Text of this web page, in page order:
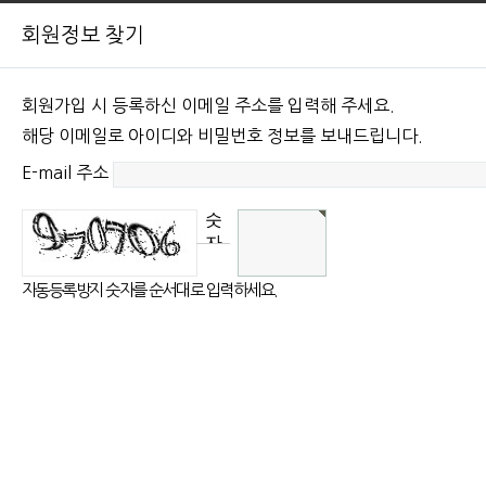
회원정보 찾기
회원가입 시 등록하신 이메일 주소를 입력해 주세요.
해당 이메일로 아이디와 비밀번호 정보를 보내드립니다.
E-mail 주소
숫
자
성
자동등록방지 숫자를 순서대로 입력하세요.